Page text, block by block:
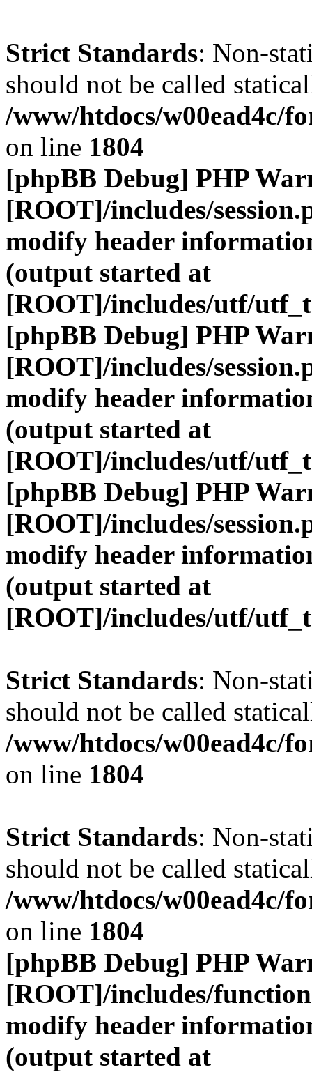
Strict Standards: Non-
should not be called
/www/htdocs/w00ead4c/
on line 1804
[phpBB Debug] PHP
[ROOT]/includes/
modify header
(output started at
[ROOT]/includes/utf/
[phpBB Debug] PHP
[ROOT]/includes/
modify header
(output started at
[ROOT]/includes/utf/
[phpBB Debug] PHP
[ROOT]/includes/
modify header
(output started at
[ROOT]/includes/utf/
Strict Standards: Non-
should not be called
/www/htdocs/w00ead4c/
on line 1804
Strict Standards: Non-
should not be called
/www/htdocs/w00ead4c/
on line 1804
[phpBB Debug] PHP
[ROOT]/includes/
modify header
(output started at